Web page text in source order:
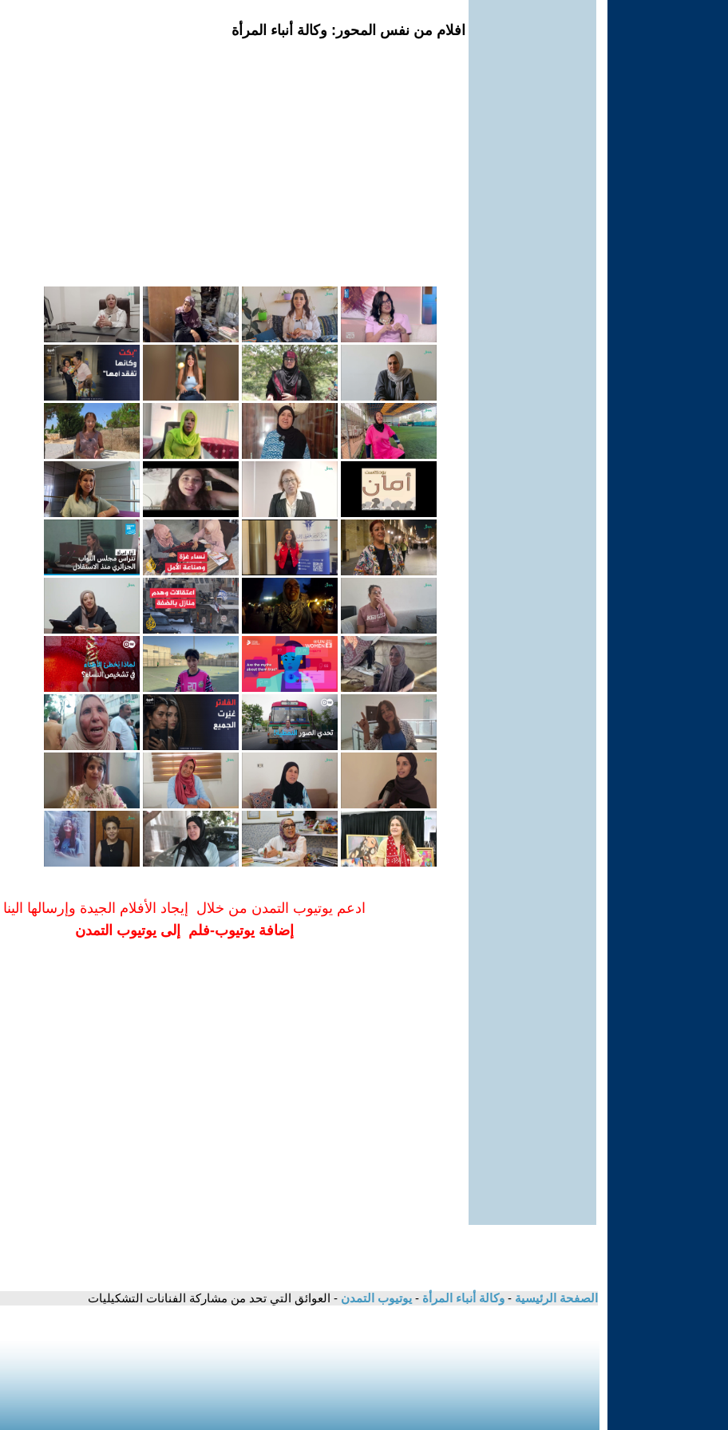
افلام من نفس المحور: وكالة أنباء المرأة
ادعم يوتيوب التمدن من خلال إيجاد الأفلام الجيدة وإرسالها الينا
إضافة يوتيوب-فلم إلى يوتيوب التمدن
الصفحة الرئيسية - وكالة أنباء المرأة - يوتيوب التمدن - العوائق التي تحد من مشاركة الفنانات التشكيليات